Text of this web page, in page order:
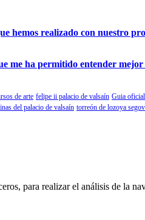
hemos realizado con nuestro
me ha permitido entender mejor
de arte felipe ii palacio de valsaín Guia
del palacio de valsaín torreón de lozoya
para realizar el análisis de la